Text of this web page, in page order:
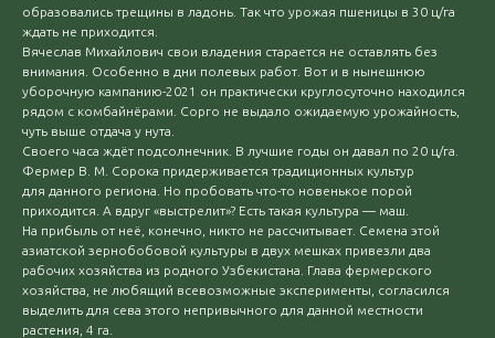
образовались трещины в ладонь. Так что урожая пшеницы в 30 ц/га
ждать не приходится.
Вячеслав Михайлович свои владения старается не оставлять без
внимания. Особенно в дни полевых работ. Вот и в нынешнюю
уборочную кампанию-2021 он практически круглосуточно находился
рядом с комбайнёрами. Сорго не выдало ожидаемую урожайность,
чуть выше отдача у нута.
Своего часа ждёт подсолнечник. В лучшие годы он давал по 20 ц/га.
Фермер В. М. Сорока придерживается традиционных культур
для данного региона. Но пробовать что-то новенькое порой
приходится. А вдруг «выстрелит»? Есть такая культура — маш.
На прибыль от неё, конечно, никто не рассчитывает. Семена этой
азиатской зернобобовой культуры в двух мешках привезли два
рабочих хозяйства из родного Узбекистана. Глава фермерского
хозяйства, не любящий всевозможные эксперименты, согласился
выделить для сева этого непривычного для данной местности
растения, 4 га.